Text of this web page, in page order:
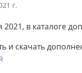
г.
2021, в каталоге
и скачать